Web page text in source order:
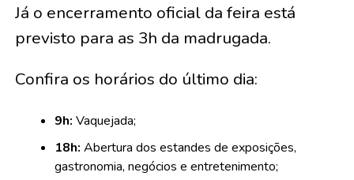
Já o encerramento oficial da feira está
previsto para as 3h da madrugada.
Confira os horários do último dia:
9h: Vaquejada;
18h: Abertura dos estandes de exposições,
gastronomia, negócios e entretenimento;